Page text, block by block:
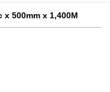
x 500mm x 1,400M